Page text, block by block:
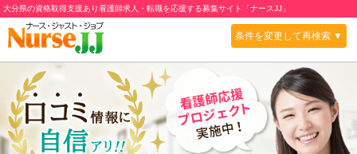
大分県の資格取得支援あり看護師求人・転職を応援する募集サイト「ナースJJ」
条件を変更して再検索 ▼